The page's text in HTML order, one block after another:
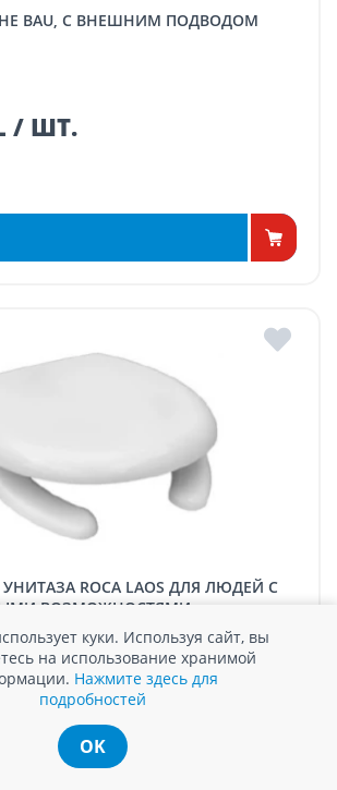
/ ШТ.
ВОЗМОЖНОСТЯМИ,
/ шт.
куки. Используя сайт, вы
на использование хранимой
Нажмите здесь для
подробностей
OK